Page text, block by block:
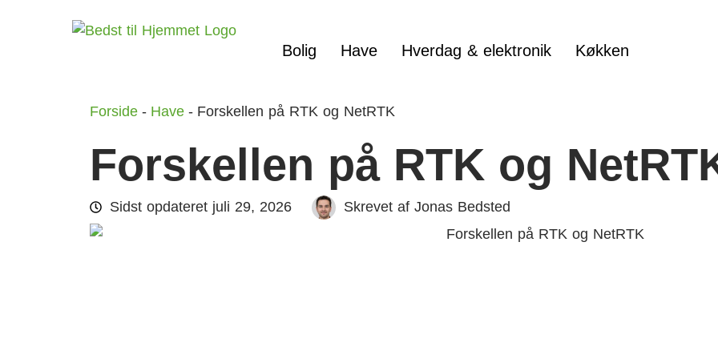
Bolig Have Hverdag & elektronik Køkken
Forside - Have - Forskellen på RTK og NetRTK
Forskellen på RTK og
Sidst opdateret juli 29, 2026 Skrevet af Jonas Bedsted